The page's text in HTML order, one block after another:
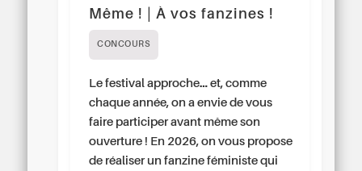
Même ! | À vos fanzines !
CONCOURS
Le festival approche… et, comme
chaque année, on a envie de vous
faire participer avant même son
ouverture ! En 2026, on vous propose
de réaliser un fanzine féministe qui